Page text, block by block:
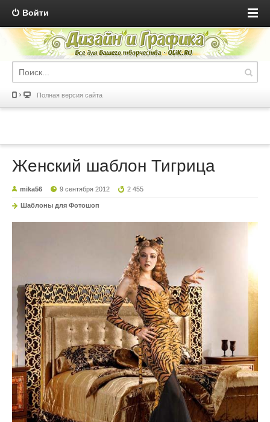
Войти
Полная версия сайта
Женский шаблон Тигрица
mika56 9 сентября 2012 2 455
Шаблоны для Фотошоп